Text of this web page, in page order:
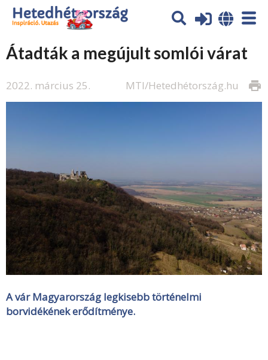
Átadták a megújult somlói várat
2022. március 25. print
MTI/Hetedhétország.hu
A vár Magyarország legkisebb történelmi
borvidékének erődítménye.